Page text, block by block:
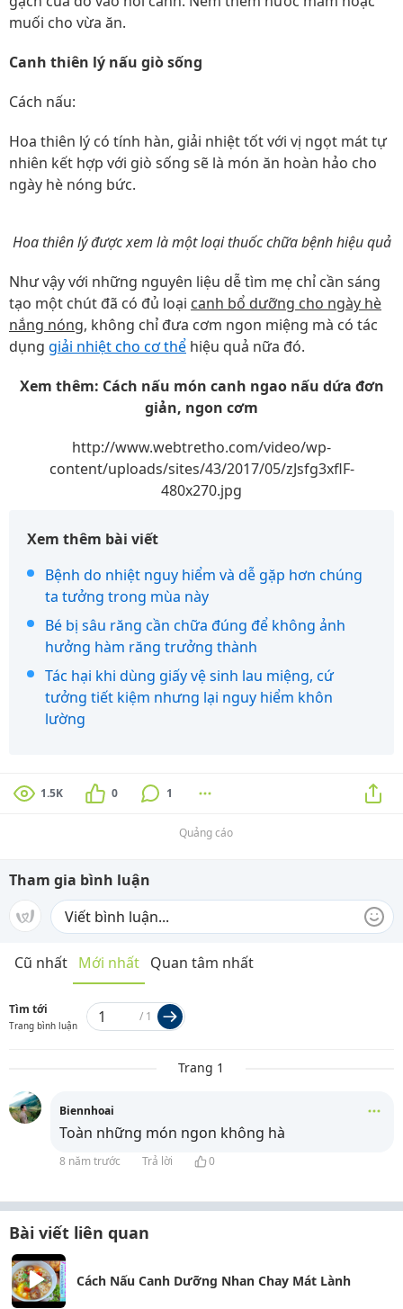
muối cho vừa ăn.
Canh thiên lý nấu giò sống
Cách nấu:
Hoa thiên lý có tính hàn, giải nhiệt tốt với vị ngọt mát tự
nhiên kết hợp với giò sống sẽ là món ăn hoàn hảo cho
ngày hè nóng bức.
Hoa thiên lý được xem là một loại thuốc chữa bệnh hiệu quả
Như vậy với những nguyên liệu dễ tìm mẹ chỉ cần sáng
tạo một chút đã có đủ loại canh bổ dưỡng cho ngày hè
nắng nóng, không chỉ đưa cơm ngon miệng mà có tác
dụng giải nhiệt cho cơ thể hiệu quả nữa đó.
Xem thêm: Cách nấu món canh ngao nấu dứa đơn
giản, ngon cơm
http://www.webtretho.com/video/wp-
content/uploads/sites/43/2017/05/zJsfg3xflF-
480x270.jpg
Xem thêm bài viết
Bệnh do nhiệt nguy hiểm và dễ gặp hơn chúng
ta tưởng trong mùa này
Bé bị sâu răng cần chữa đúng để không ảnh
hưởng hàm răng trưởng thành
Tác hại khi dùng giấy vệ sinh lau miệng, cứ
tưởng tiết kiệm nhưng lại nguy hiểm khôn
lường
1.5K 0 1
Quảng cáo
Tham gia bình luận
Cũ nhất Mới nhất Quan tâm nhất
Tìm tới
Trang bình luận
/ 1
Trang 1
Biennhoai
Toàn những món ngon không hà
8 năm trước Trả lời 0
Bài viết liên quan
Cách Nấu Canh Dưỡng Nhan Chay Mát Lành